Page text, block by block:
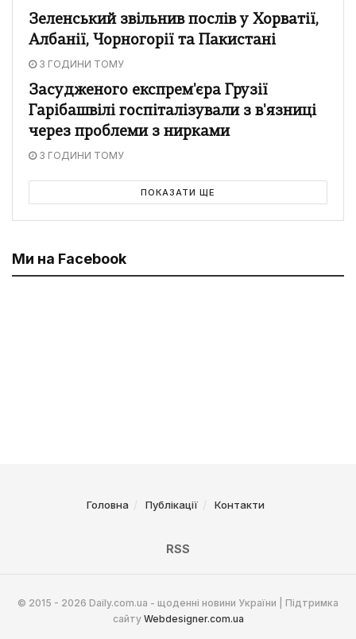
Зеленський звільнив послів у Хорватії,
Албанії, Чорногорії та Пакистані
3 ГОДИНИ ТОМУ
Засудженого експрем'єра Грузії
Гарібашвілі госпіталізували з в'язниці
через проблеми з нирками
3 ГОДИНИ ТОМУ
ПОКАЗАТИ ЩЕ
Ми на Facebook
Головна Публікації Контакти
RSS
© 2015 - 2026 Daily.com.ua - щоденні новини України | Підтримка
сайту Webdesigner.com.ua